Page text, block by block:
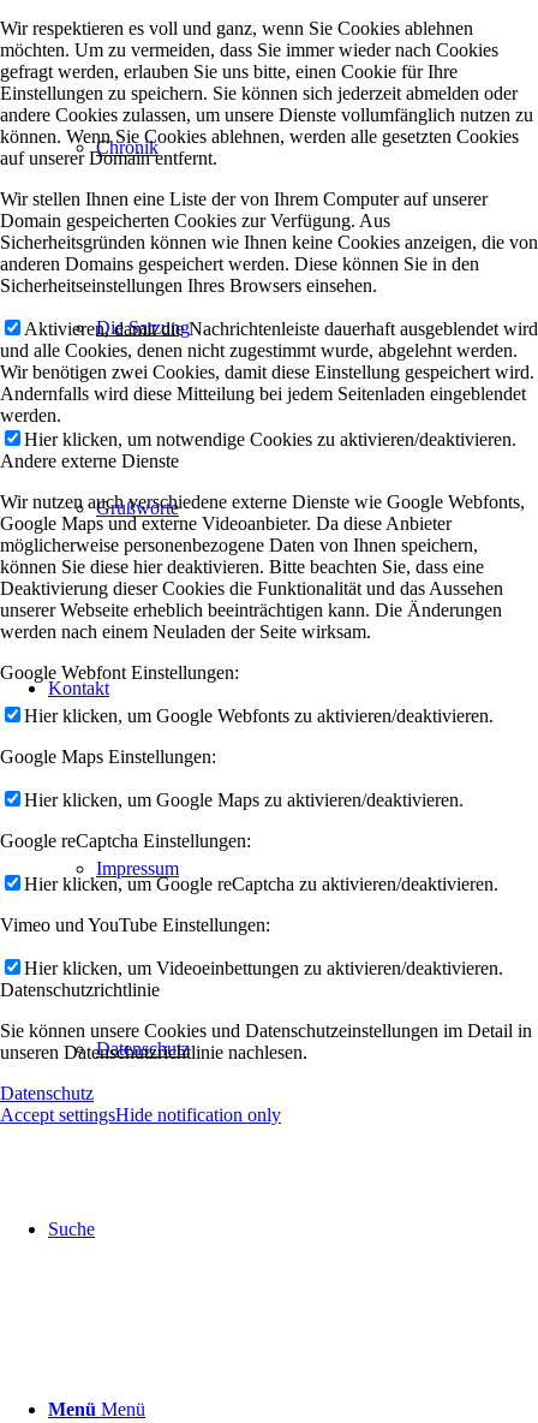
Chronik
Die Satzung
Grußworte
Kontakt
Impressum
Datenschutz
Suche
Menü Menü
Wir respektieren es voll und ganz, wenn Sie Cookies ablehnen
möchten. Um zu vermeiden, dass Sie immer wieder nach Cookies
gefragt werden, erlauben Sie uns bitte, einen Cookie für Ihre
Einstellungen zu speichern. Sie können sich jederzeit abmelden oder
andere Cookies zulassen, um unsere Dienste vollumfänglich nutzen zu
können. Wenn Sie Cookies ablehnen, werden alle gesetzten Cookies
auf unserer Domain entfernt.
Wir stellen Ihnen eine Liste der von Ihrem Computer auf unserer
Domain gespeicherten Cookies zur Verfügung. Aus
Sicherheitsgründen können wie Ihnen keine Cookies anzeigen, die von
anderen Domains gespeichert werden. Diese können Sie in den
Sicherheitseinstellungen Ihres Browsers einsehen.
Aktivieren, damit die Nachrichtenleiste dauerhaft ausgeblendet wird
und alle Cookies, denen nicht zugestimmt wurde, abgelehnt werden.
Wir benötigen zwei Cookies, damit diese Einstellung gespeichert wird.
Andernfalls wird diese Mitteilung bei jedem Seitenladen eingeblendet
werden.
Hier klicken, um notwendige Cookies zu aktivieren/deaktivieren.
Andere externe Dienste
Wir nutzen auch verschiedene externe Dienste wie Google Webfonts,
Google Maps und externe Videoanbieter. Da diese Anbieter
möglicherweise personenbezogene Daten von Ihnen speichern,
können Sie diese hier deaktivieren. Bitte beachten Sie, dass eine
Deaktivierung dieser Cookies die Funktionalität und das Aussehen
unserer Webseite erheblich beeinträchtigen kann. Die Änderungen
werden nach einem Neuladen der Seite wirksam.
Google Webfont Einstellungen:
Hier klicken, um Google Webfonts zu aktivieren/deaktivieren.
Google Maps Einstellungen:
Hier klicken, um Google Maps zu aktivieren/deaktivieren.
Google reCaptcha Einstellungen:
Hier klicken, um Google reCaptcha zu aktivieren/deaktivieren.
Vimeo und YouTube Einstellungen:
Hier klicken, um Videoeinbettungen zu aktivieren/deaktivieren.
Datenschutzrichtlinie
Sie können unsere Cookies und Datenschutzeinstellungen im Detail in
unseren Datenschutzrichtlinie nachlesen.
Datenschutz
Accept settingsHide notification only